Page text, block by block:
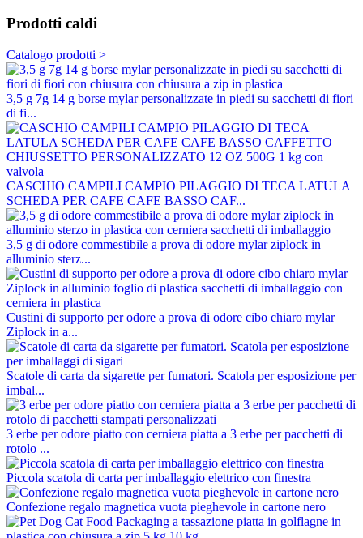
Prodotti caldi
Catalogo prodotti >
3,5 g 7g 14 g borse mylar personalizzate in piedi su sacchetti di fiori
di fi...
CASCHIO CAMPILI CAMPIO PILAGGIO DI TECA LATULA
SCHEDA PER CAFE CAFE BASSO CAF...
3,5 g di odore commestibile a prova di odore mylar ziplock in
alluminio sterz...
Custini di supporto per odore a prova di odore cibo chiaro mylar
Ziplock in a...
Scatole di carta da sigarette per fumatori. Scatola per esposizione per
imbal...
3 erbe per odore piatto con cerniera piatta a 3 erbe per pacchetti di
rotolo ...
Piccola scatola di carta per imballaggio elettrico con finestra
Confezione regalo magnetica vuota pieghevole in cartone nero